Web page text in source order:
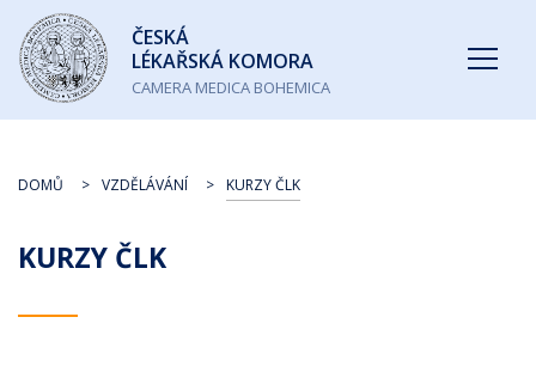
Česká
lékařská
komora
ČESKÁ
LÉKAŘSKÁ KOMORA
CAMERA MEDICA BOHEMICA
KURZY ČLK
DOMŮ VZDĚLÁVÁNÍ KURZY ČLK